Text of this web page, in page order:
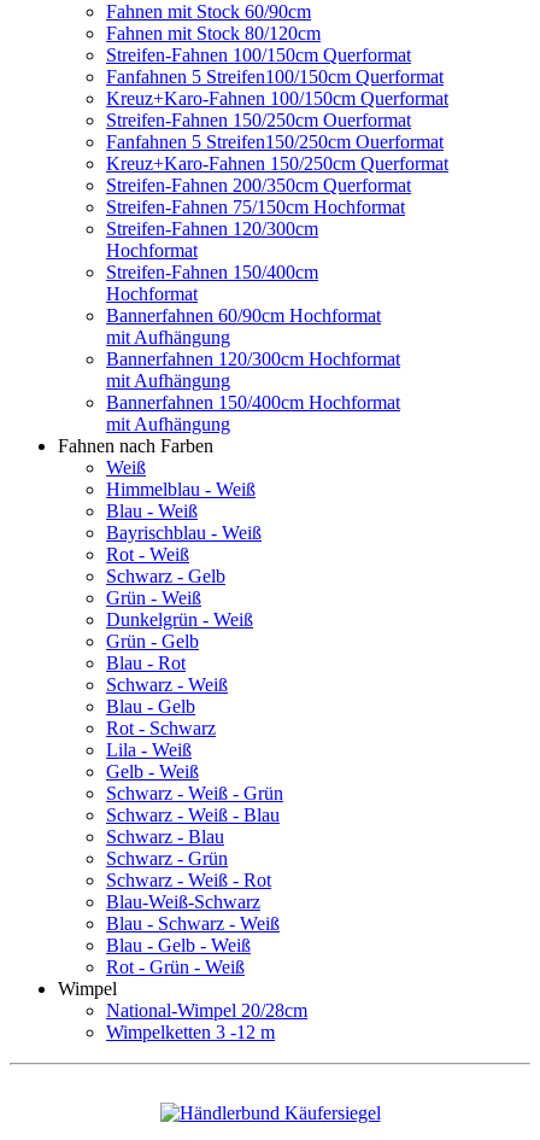
Fahnen mit Stock 60/90cm
Fahnen mit Stock 80/120cm
Streifen-Fahnen 100/150cm Querformat
Fanfahnen 5 Streifen100/150cm Querformat
Kreuz+Karo-Fahnen 100/150cm Querformat
Streifen-Fahnen 150/250cm Ouerformat
Fanfahnen 5 Streifen150/250cm Ouerformat
Kreuz+Karo-Fahnen 150/250cm Querformat
Streifen-Fahnen 200/350cm Querformat
Streifen-Fahnen 75/150cm Hochformat
Streifen-Fahnen 120/300cm
Hochformat
Streifen-Fahnen 150/400cm
Hochformat
Bannerfahnen 60/90cm Hochformat
mit Aufhängung
Bannerfahnen 120/300cm Hochformat
mit Aufhängung
Bannerfahnen 150/400cm Hochformat
mit Aufhängung
Fahnen nach Farben
Weiß
Himmelblau - Weiß
Blau - Weiß
Bayrischblau - Weiß
Rot - Weiß
Schwarz - Gelb
Grün - Weiß
Dunkelgrün - Weiß
Grün - Gelb
Blau - Rot
Schwarz - Weiß
Blau - Gelb
Rot - Schwarz
Lila - Weiß
Gelb - Weiß
Schwarz - Weiß - Grün
Schwarz - Weiß - Blau
Schwarz - Blau
Schwarz - Grün
Schwarz - Weiß - Rot
Blau-Weiß-Schwarz
Blau - Schwarz - Weiß
Blau - Gelb - Weiß
Rot - Grün - Weiß
Wimpel
National-Wimpel 20/28cm
Wimpelketten 3 -12 m